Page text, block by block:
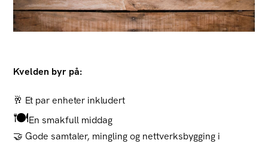
Kvelden byr på:
🥂 Et par enheter inkludert
🍽️En smakfull middag
🤝 Gode samtaler, mingling og nettverksbygging i